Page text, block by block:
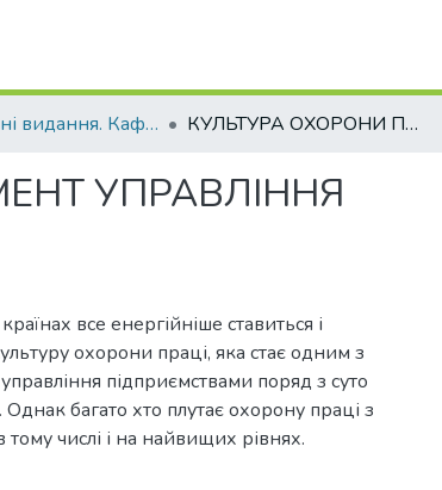
Друковані видання. Кафедра механічної та електричної інженерії КУЛЬТУРА ОХОРОНИ ПРАЦІ ЯК ЕЛЕМЕНТ УПРАВЛІННЯ ПІДПРИЄМСТВОМ
УПРАВЛІННЯ
все енергійніше ставиться і
охорони праці, яка стає одним з
підприємствами поряд з суто
багато хто плутає охорону праці з
тому числі і на найвищих рівнях.